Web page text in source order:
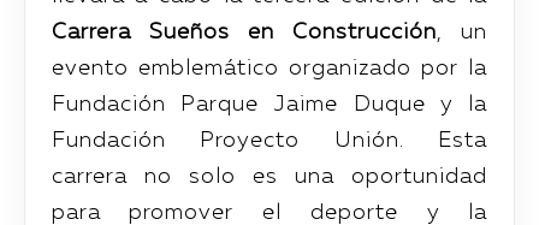
Carrera Sueños en Construcción, un
evento emblemático organizado por la
Fundación Parque Jaime Duque y la
Fundación Proyecto Unión. Esta
carrera no solo es una oportunidad
para promover el deporte y la